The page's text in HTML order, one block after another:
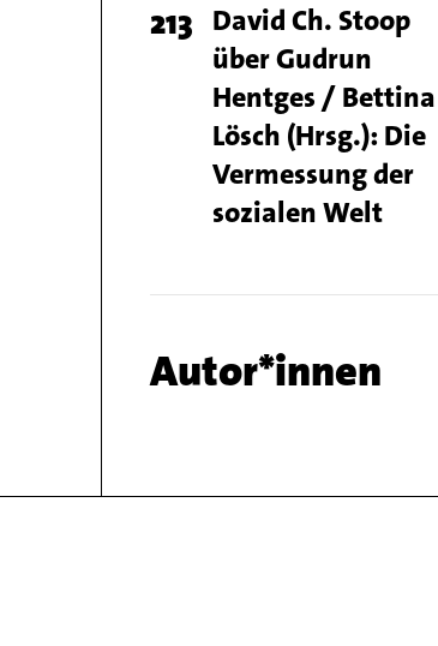
Page
number
213 Titel
David Ch. Stoop
über Gudrun
Hentges / Bettina
Lösch (Hrsg.): Die
Vermessung der
sozialen Welt
Chapter
name
Autor*innen